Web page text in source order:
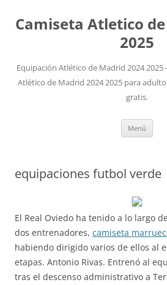
Camiseta Atletico
2025
Equipación Atlético de Madrid 2024 2025
Atlético de Madrid 2024 2025 para
gratis.
Menú
equipaciones futbol verde
El Real Oviedo ha tenido a lo largo
dos entrenadores, camiseta
habiendo dirigido varios de ellos al
etapas. Antonio Rivas. Entrenó al
tras el descenso administrativo a